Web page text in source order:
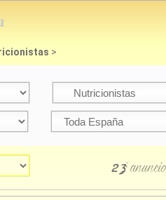
>
23